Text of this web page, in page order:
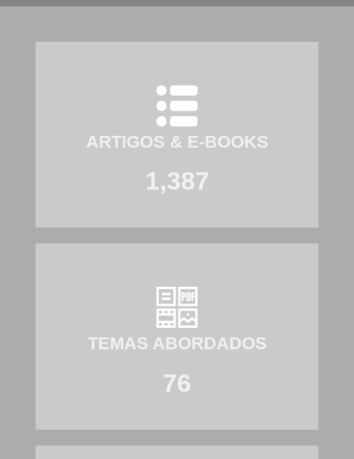
ARTIGOS & E-BOOKS
1,387
TEMAS ABORDADOS
76